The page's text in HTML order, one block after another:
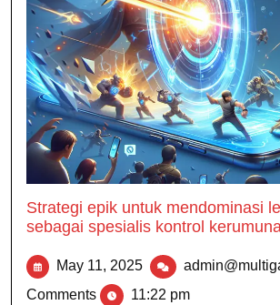
Strategi epik untuk mendominasi
sebagai spesialis kontrol
May 11, 2025
Comments
11:22 pm